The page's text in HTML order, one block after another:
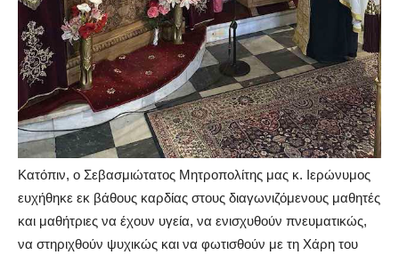
Κατόπιν, ο Σεβασμιώτατος Μητροπολίτης μας κ. Ιερώνυμος
ευχήθηκε εκ βάθους καρδίας στους διαγωνιζόμενους μαθητές
και μαθήτριες να έχουν υγεία, να ενισχυθούν πνευματικώς,
να στηριχθούν ψυχικώς και να φωτισθούν με τη Χάρη του